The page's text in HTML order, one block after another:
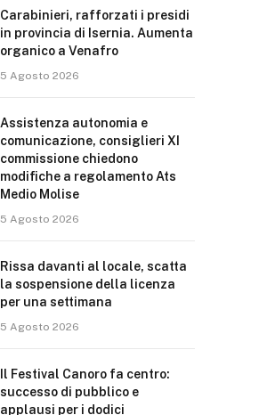
Carabinieri, rafforzati i presidi
in provincia di Isernia. Aumenta
organico a Venafro
5 Agosto 2026
Assistenza autonomia e
comunicazione, consiglieri XI
commissione chiedono
modifiche a regolamento Ats
Medio Molise
5 Agosto 2026
Rissa davanti al locale, scatta
la sospensione della licenza
per una settimana
5 Agosto 2026
Il Festival Canoro fa centro:
successo di pubblico e
applausi per i dodici